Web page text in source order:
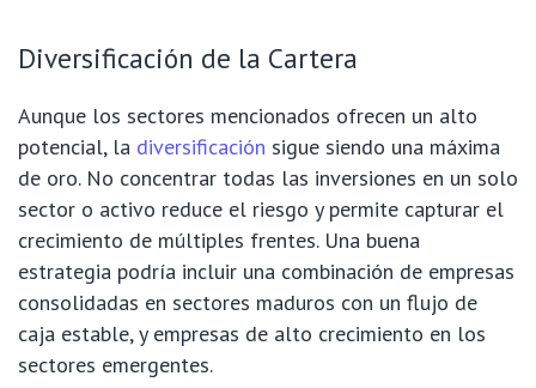
Diversificación de la Cartera
Aunque los sectores mencionados ofrecen un alto
potencial, la diversificación sigue siendo una máxima
de oro. No concentrar todas las inversiones en un solo
sector o activo reduce el riesgo y permite capturar el
crecimiento de múltiples frentes. Una buena
estrategia podría incluir una combinación de empresas
consolidadas en sectores maduros con un flujo de
caja estable, y empresas de alto crecimiento en los
sectores emergentes.